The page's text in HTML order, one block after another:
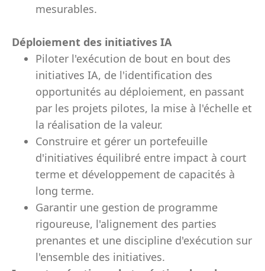
mesurables.
Déploiement des initiatives IA
Piloter l'exécution de bout en bout des
initiatives IA, de l'identification des
opportunités au déploiement, en passant
par les projets pilotes, la mise à l'échelle et
la réalisation de la valeur.
Construire et gérer un portefeuille
d'initiatives équilibré entre impact à court
terme et développement de capacités à
long terme.
Garantir une gestion de programme
rigoureuse, l'alignement des parties
prenantes et une discipline d'exécution sur
l'ensemble des initiatives.